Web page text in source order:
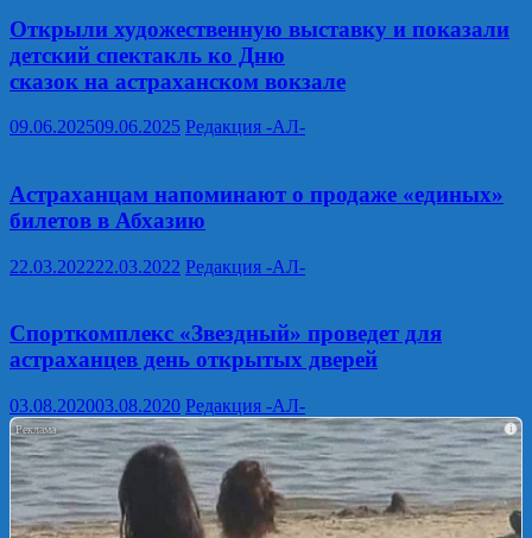
Открыли художественную выставку и показали
детский спектакль ко Дню
сказок на астраханском вокзале
09.06.202509.06.2025 Редакция -АЛ-
Астраханцам напоминают о продаже «единых»
билетов в Абхазию
22.03.202222.03.2022 Редакция -АЛ-
Спорткомплекс «Звездный» проведет для
астраханцев день открытых дверей
03.08.202003.08.2020 Редакция -АЛ-
i